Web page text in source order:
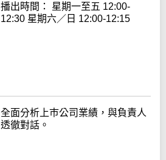
播出時間： 星期一至五 12:00-
12:30 星期六／日 12:00-12:15
全面分析上巿公司業績，與負責人
透徹對話。